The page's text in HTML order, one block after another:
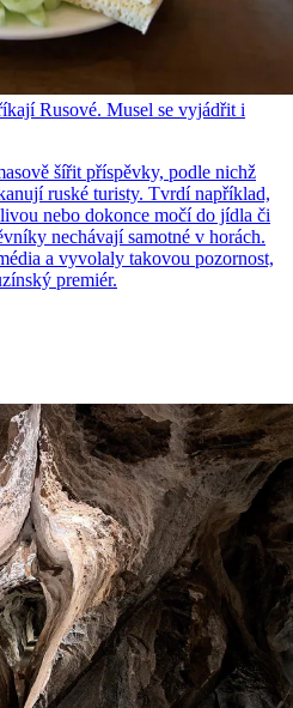
Rusové. Musel se vyjádřit i
šířit příspěvky, podle nichž
ruské turisty. Tvrdí například,
nebo dokonce močí do jídla či
nechávají samotné v horách.
a vyvolaly takovou pozornost,
premiér.